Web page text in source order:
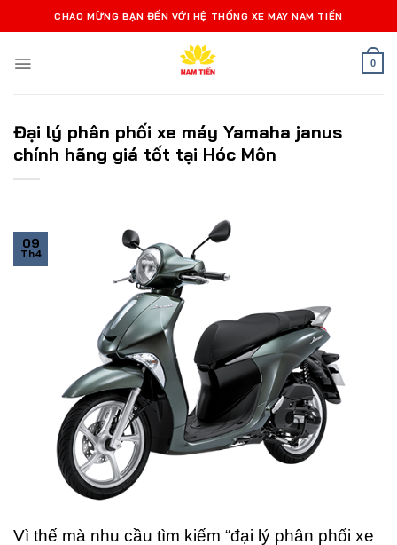
qua
dung
CHÀO MỪNG BẠN ĐẾN VỚI HỆ THỐNG XE MÁY NAM TIẾN
0
Đại lý phân phối xe máy Yamaha janus
chính hãng giá tốt tại Hóc Môn
09
Th4
Vì thế mà nhu cầu tìm kiếm “đại lý phân phối xe